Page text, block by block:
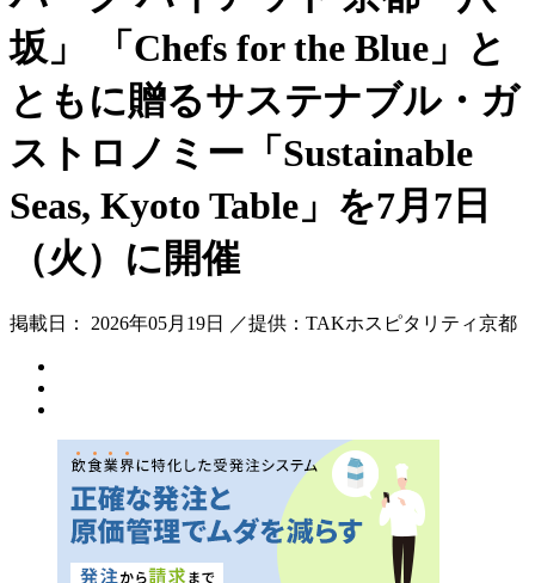
坂」 「Chefs for the Blue」と
ともに贈るサステナブル・ガ
ストロノミー「Sustainable
Seas, Kyoto Table」を7月7日
（火）に開催
掲載日： 2026年05月19日 ／提供：TAKホスピタリティ京都